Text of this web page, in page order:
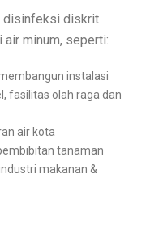
disinfeksi diskrit
minum, seperti:
instalasi
fasilitas olah raga dan
air kota
tanaman
makanan &